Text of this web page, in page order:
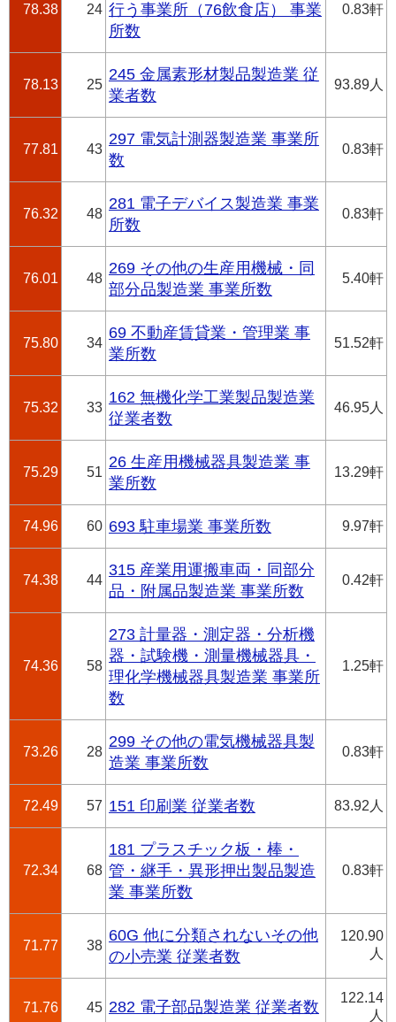
78.38 24 行う事業所（76飲食店） 事業
所数
0.83軒
78.13 25
245 金属素形材製品製造業 従
業者数
93.89人
77.81 43
297 電気計測器製造業 事業所
数
0.83軒
76.32 48
281 電子デバイス製造業 事業
所数
0.83軒
76.01 48
269 その他の生産用機械・同
部分品製造業 事業所数
5.40軒
75.80 34
69 不動産賃貸業・管理業 事
業所数
51.52軒
75.32 33
162 無機化学工業製品製造業
従業者数
46.95人
75.29 51
26 生産用機械器具製造業 事
業所数
13.29軒
74.96 60 693 駐車場業 事業所数 9.97軒
74.38 44
315 産業用運搬車両・同部分
品・附属品製造業 事業所数
0.42軒
74.36 58
273 計量器・測定器・分析機
器・試験機・測量機械器具・
理化学機械器具製造業 事業所
数
1.25軒
73.26 28
299 その他の電気機械器具製
造業 事業所数
0.83軒
72.49 57 151 印刷業 従業者数 83.92人
72.34 68
181 プラスチック板・棒・
管・継手・異形押出製品製造
業 事業所数
0.83軒
71.77 38
60G 他に分類されないその他
の小売業 従業者数
120.90
人
71.76 45 282 電子部品製造業 従業者数
122.14
人